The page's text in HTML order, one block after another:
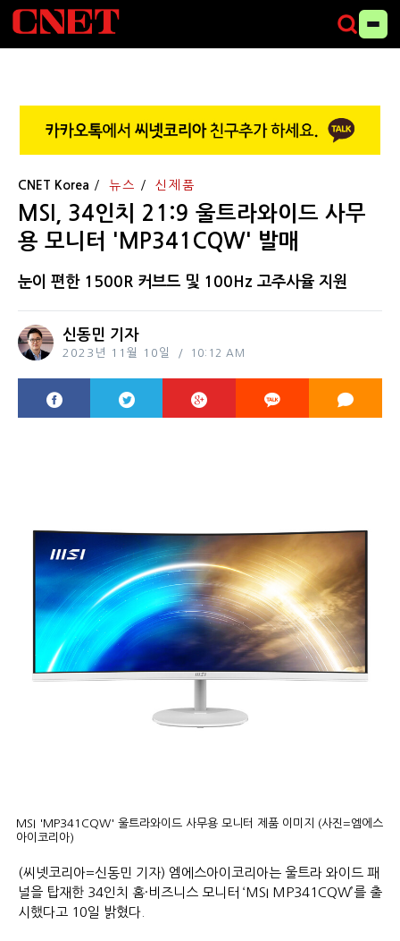
CNET Korea 뉴스 신제품
MSI, 34인치 21:9 울트라와이드 사무
용 모니터 'MP341CQW' 발매
눈이 편한 1500R 커브드 및 100Hz 고주사율 지원
신동민 기자
2023년 11월 10일 10:12 AM
MSI 'MP341CQW' 울트라와이드 사무용 모니터 제품 이미지 (사진=엠에스
아이코리아)
(씨넷코리아=신동민 기자) 엠에스아이코리아는 울트라 와이드 패
널을 탑재한 34인치 홈·비즈니스 모니터 ‘MSI MP341CQW’를 출
시했다고 10일 밝혔다.